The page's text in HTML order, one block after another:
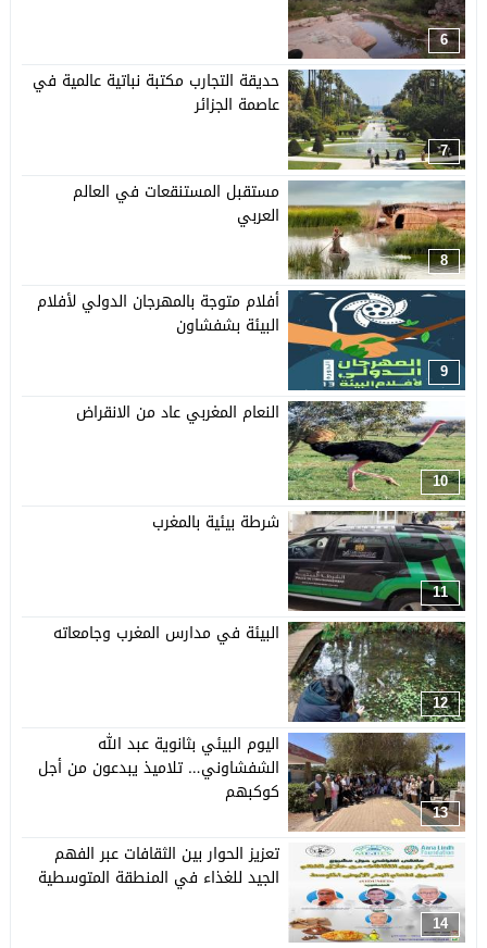
6
7
حديقة التجارب مكتبة نباتية عالمية في
عاصمة الجزائر
8
مستقبل المستنقعات في العالم
العربي
9
أفلام متوجة بالمهرجان الدولي لأفلام
البيئة بشفشاون
10
النعام المغربي عاد من الانقراض
11
شرطة بيئية بالمغرب
12
البيئة في مدارس المغرب وجامعاته
13
اليوم البيئي بثانوية عبد الله
الشفشاوني… تلاميذ يبدعون من أجل
كوكبهم
14
تعزيز الحوار بين الثقافات عبر الفهم
الجيد للغذاء في المنطقة المتوسطية